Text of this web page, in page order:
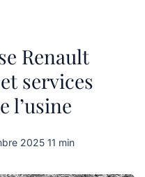
Renault
services
l’usine
2025·11 min